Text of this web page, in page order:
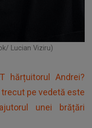
Lucian Viziru)
hărțuitorul Andrei?
pe vedetă este
unei brățări